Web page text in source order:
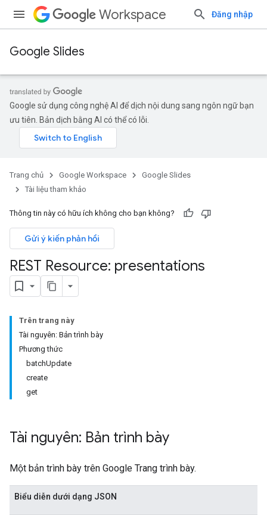
Workspace Đăng nhập
Google Slides
Google sử dụng công nghệ AI để dịch nội dung sang ngôn ngữ bạn
ưu tiên. Bản dịch bằng AI có thể có lỗi.
Trang chủ Google Workspace
Google Slides
Tài liệu tham khảo
Thông tin này có hữu ích không cho bạn không?
Gửi ý kiến phản hồi
REST Resource: presentations
Trên trang này
Tài nguyên: Bản trình bày
Phương thức
batchUpdate
create
get
Tài nguyên: Bản trình bày
Một bản trình bày trên Google Trang trình bày.
Biểu diễn dưới dạng JSON